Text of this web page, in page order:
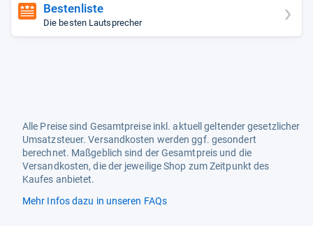
Bestenliste
Die besten Lautsprecher
Alle Preise sind Gesamtpreise inkl. aktuell geltender gesetzlicher
Umsatzsteuer. Versandkosten werden ggf. gesondert
berechnet. Maßgeblich sind der Gesamtpreis und die
Versandkosten, die der jeweilige Shop zum Zeitpunkt des
Kaufes anbietet.
Mehr Infos dazu in unseren FAQs